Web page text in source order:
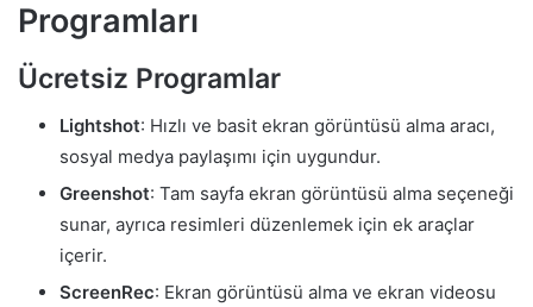
Programları
Ücretsiz Programlar
Lightshot: Hızlı ve basit ekran görüntüsü alma aracı,
sosyal medya paylaşımı için uygundur.
Greenshot: Tam sayfa ekran görüntüsü alma seçeneği
sunar, ayrıca resimleri düzenlemek için ek araçlar
içerir.
ScreenRec: Ekran görüntüsü alma ve ekran videosu